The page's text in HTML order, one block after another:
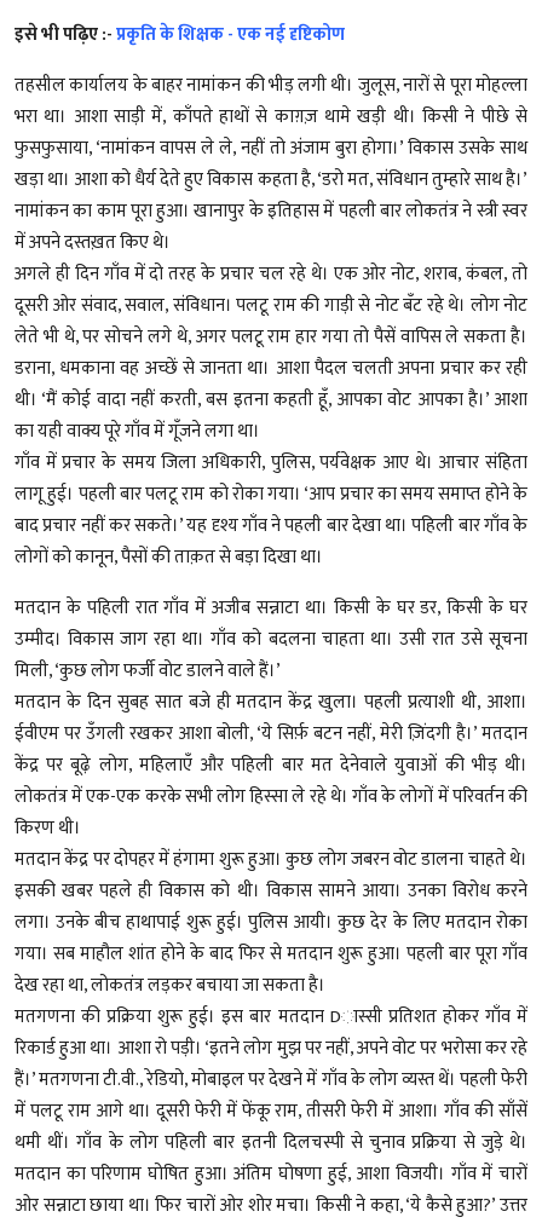
इसे भी पढ़िए :-प्रकृति के शिक्षक - एक नई दृष्टिकोण
तहसील कार्यालय के बाहर नामांकन की भीड़‌ लगी थी। जुलूस, नारों से पूरा मोहल्ला
भरा था। आशा साड़ी में, काँपते हाथों से काग़ज़ थामे खड़ी थी। किसी ने पीछे से
फुसफुसाया, ‘नामांकन वापस ले ले, नहीं तो अंजाम बुरा होगा।’ विकास उसके साथ
खड़ा था। आशा को धैर्य देते हुए विकास कहता है, ‘डरो मत, संविधान तुम्हारे साथ है।’
नामांकन का काम पूरा हुआ। खानापुर के इतिहास में पहली बार लोकतंत्र ने स्त्री स्वर
में अपने दस्तख़त किए थे।
अगले ही दिन गाँव में दो तरह के प्रचार चल रहे थे। एक ओर नोट, शराब, कंबल, तो
दूसरी ओर संवाद, सवाल, संविधान। पलटू राम की गाड़ी से नोट बँट रहे थे। लोग नोट
लेते भी थे, पर सोचने लगे थे, अगर पलटू राम हार गया तो पैसें वापिस ले सकता है।
डराना, धमकाना वह अच्छें से जानता था। आशा पैदल चलती अपना प्रचार कर रही
थी। ‘मैं कोई वादा नहीं करती, बस इतना कहती हूँ, आपका वोट आपका है।’ आशा
का यही वाक्य पूरे गाँव में गूँजने लगा ‌था।
गाँव में प्रचार के समय जिला अधिकारी, पुलिस, पर्यवेक्षक आए थे। आचार संहिता
लागू हुई। पहली बार पलटू राम को रोका गया। ‘आप प्रचार का समय समाप्त होने के
बाद प्रचार नहीं कर सकते।’ यह दृश्य गाँव ने पहली बार देखा था। पहिली बार गाँव के
लोगों को कानून, पैसों की ताक़त से बड़ा दिखा था।
मतदान के पहिली रात गाँव में अजीब सन्नाटा था। किसी के घर डर, किसी के घर
उम्मीद। विकास जाग रहा था। गाँव को बदलना चाहता था। उसी रात उसे सूचना
मिली, ‘कुछ लोग फर्जी वोट डालने वाले हैं।’
मतदान के दिन सुबह सात बजे ही मतदान केंद्र खुला। पहली प्रत्याशी थी, आशा।
ईवीएम पर उँगली रखकर आशा बोली, ‘ये सिर्फ़ बटन नहीं, मेरी ज़िंदगी है।’ मतदान
केंद्र पर बूढ़े लोग, महिलाएँ और पहिली बार मत देनेवाले युवाओं की भीड़ थी।
लोकतंत्र में एक-एक करके सभी लोग हिस्सा ले रहे थे। गाँव के लोगों में परिवर्तन की
किरण थी।
मतदान केंद्र पर दोपहर में हंगामा शुरू हुआ। कुछ लोग जबरन वोट डालना चाहते थे।
इसकी खबर पहले ही विकास को थी। विकास सामने आया। उनका विरोध करने
लगा। उनके बीच हाथापाई शुरू हुई। पुलिस आयी। कुछ देर के लिए मतदान रोका
गया। सब माहौल शांत होने के बाद फिर से मतदान शुरू हुआ। पहली बार पूरा गाँव
देख रहा था, लोकतंत्र लड़कर बचाया जा सकता है।
मतगणना की प्रक्रिया शुरू हुई। इस बार मतदान Dास्सी प्रतिशत होकर गाँव में
रिकार्ड हुआ था। आशा रो पड़ी। ‘इतने लोग मुझ पर नहीं, अपने वोट पर भरोसा कर रहे
हैं।’ मतगणना टी.वी., रेडियो, मोबाइल पर देखने में गाँव के लोग व्यस्त थें। पहली फेरी
में पलटू राम आगे था। दूसरी फेरी में फेंकू राम, तीसरी फेरी में आशा। गाँव की साँसें
थमी थीं। गाँव के लोग पहिली बार इतनी दिलचस्पी से चुनाव प्रक्रिया से जुड़े थे।
मतदान का परिणाम घोषित हुआ। अंतिम घोषणा हुई, आशा विजयी। गाँव में चारों
ओर सन्नाटा छाया था। फिर चारों ओर शोर मचा। किसी ने कहा, ‘ये कैसे हुआ?’ उत्तर